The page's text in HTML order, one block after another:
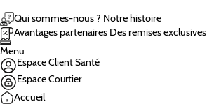
Qui sommes-nous ? Notre histoire
Avantages partenaires Des remises exclusives
Menu
Espace Client Santé
Espace Courtier
Accueil